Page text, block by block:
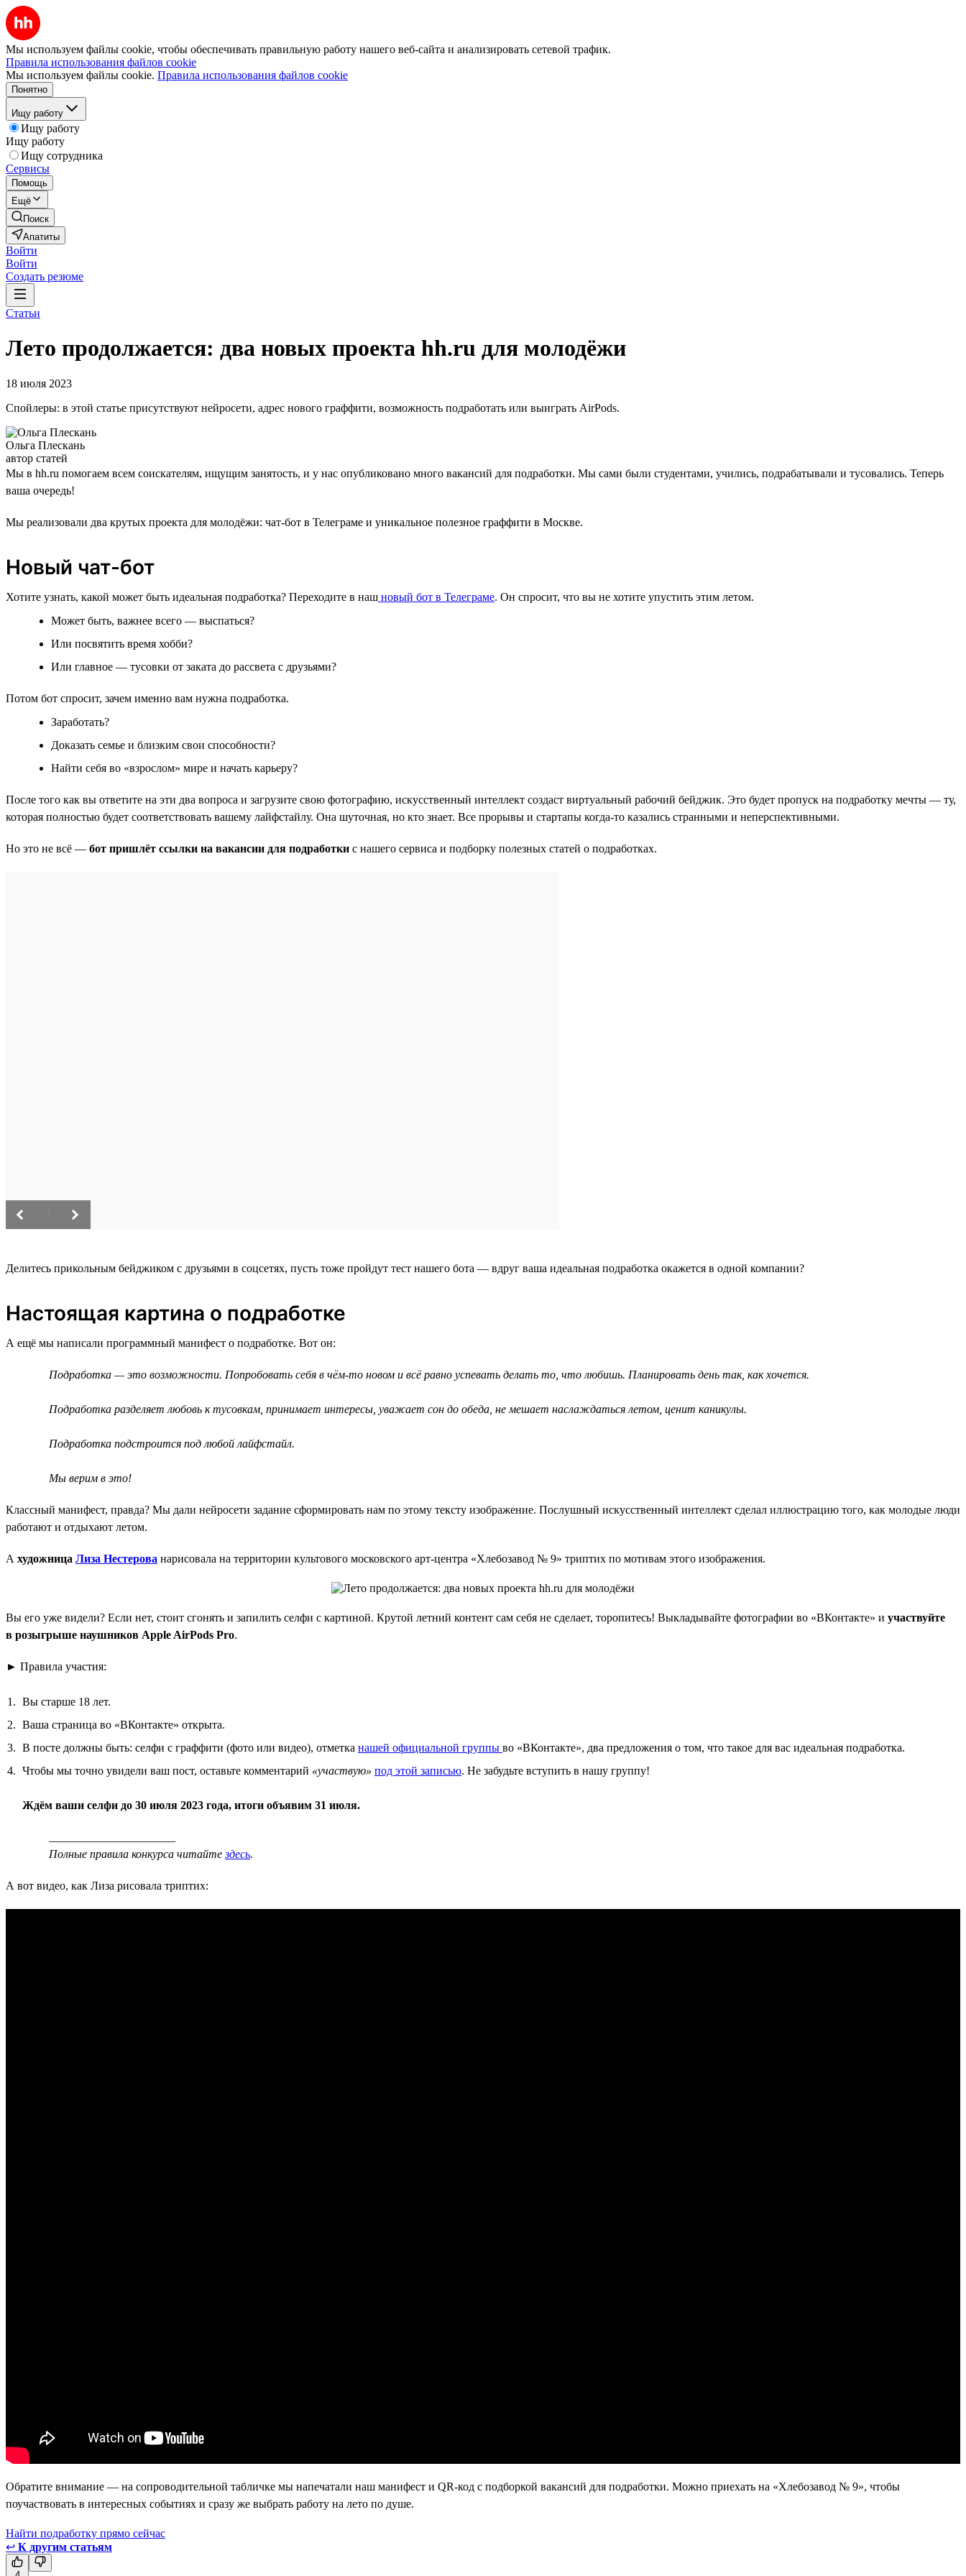
Мы используем файлы cookie, чтобы обеспечивать правильную работу нашего веб-сайта и анализировать сетевой трафик.
Правила использования файлов cookie
Мы используем файлы cookie. Правила использования файлов cookie
Понятно
Ищу работу
Ищу работу
Ищу работу
Ищу сотрудника
Сервисы
Помощь
Ещё
Поиск
Апатиты
Войти
Войти
Создать резюме
Статьи
Лето продолжается: два новых проекта hh.ru для молодёжи
18 июля 2023
Спойлеры: в этой статье присутствуют нейросети, адрес нового граффити, возможность подработать или выиграть AirPods.
Ольга Плескань
автор статей
Мы в hh.ru помогаем всем соискателям, ищущим занятость, и у нас опубликовано много вакансий для подработки. Мы сами были студентами, учились, подрабатывали и тусовались. Теперь
ваша очередь!
Мы реализовали два крутых проекта для молодёжи: чат-бот в Телеграме и уникальное полезное граффити в Москве.
Новый чат-бот
Хотите узнать, какой может быть идеальная подработка? Переходите в наш новый бот в Телеграме. Он спросит, что вы не хотите упустить этим летом.
Может быть, важнее всего — выспаться?
Или посвятить время хобби?
Или главное — тусовки от заката до рассвета с друзьями?
Потом бот спросит, зачем именно вам нужна подработка.
Заработать?
Доказать семье и близким свои способности?
Найти себя во «взрослом» мире и начать карьеру?
После того как вы ответите на эти два вопроса и загрузите свою фотографию, искусственный интеллект создаст виртуальный рабочий бейджик. Это будет пропуск на подработку мечты — ту,
которая полностью будет соответствовать вашему лайфстайлу. Она шуточная, но кто знает. Все прорывы и стартапы когда-то казались странными и неперспективными.
Но это не всё — бот пришлёт ссылки на вакансии для подработки с нашего сервиса и подборку полезных статей о подработках.
Делитесь прикольным бейджиком с друзьями в соцсетях, пусть тоже пройдут тест нашего бота — вдруг ваша идеальная подработка окажется в одной компании?
Настоящая картина о подработке
А ещё мы написали программный манифест о подработке. Вот он:
Подработка — это возможности. Попробовать себя в чём-то новом и всё равно успевать делать то, что любишь. Планировать день так, как хочется.
Подработка разделяет любовь к тусовкам, принимает интересы, уважает сон до обеда, не мешает наслаждаться летом, ценит каникулы.
Подработка подстроится под любой лайфстайл.
Мы верим в это!
Классный манифест, правда? Мы дали нейросети задание сформировать нам по этому тексту изображение. Послушный искусственный интеллект сделал иллюстрацию того, как молодые люди
работают и отдыхают летом.
А художница Лиза Нестерова нарисовала на территории культового московского арт-центра «Хлебозавод № 9» триптих по мотивам этого изображения.
Вы его уже видели? Если нет, стоит сгонять и запилить селфи с картиной. Крутой летний контент сам себя не сделает, торопитесь! Выкладывайте фотографии во «ВКонтакте» и участвуйте
в розыгрыше наушников Apple AirPods Pro.
► Правила участия:
Вы старше 18 лет.
Ваша страница во «ВКонтакте» открыта.
В посте должны быть: селфи с граффити (фото или видео), отметка нашей официальной группы во «ВКонтакте», два предложения о том, что такое для вас идеальная подработка.
Чтобы мы точно увидели ваш пост, оставьте комментарий «участвую» под этой записью. Не забудьте вступить в нашу группу!
Ждём ваши селфи до 30 июля 2023 года, итоги объявим 31 июля.
Полные правила конкурса читайтездесь.
А вот видео, как Лиза рисовала триптих:
Обратите внимание — на сопроводительной табличке мы напечатали наш манифест и QR-код с подборкой вакансий для подработки. Можно приехать на «Хлебозавод № 9», чтобы
поучаствовать в интересных событиях и сразу же выбрать работу на лето по душе.
Найти подработку прямо сейчас
↩ К другим статьям